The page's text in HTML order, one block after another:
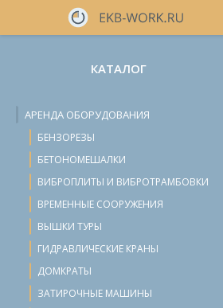
КАТАЛОГ
АРЕНДА ОБОРУДОВАНИЯ
БЕНЗОРЕЗЫ
БЕТОНОМЕШАЛКИ
ВИБРОПЛИТЫ И ВИБРОТРАМБОВКИ
ВРЕМЕННЫЕ СООРУЖЕНИЯ
ВЫШКИ ТУРЫ
ГИДРАВЛИЧЕСКИЕ КРАНЫ
ДОМКРАТЫ
ЗАТИРОЧНЫЕ МАШИНЫ